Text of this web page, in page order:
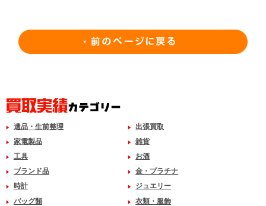
遺品・生前整理
出張買取
家電製品
雑貨
工具
お酒
ブランド品
金・プラチナ
時計
ジュエリー
バッグ類
衣類・服飾